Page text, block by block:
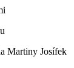
Josífek